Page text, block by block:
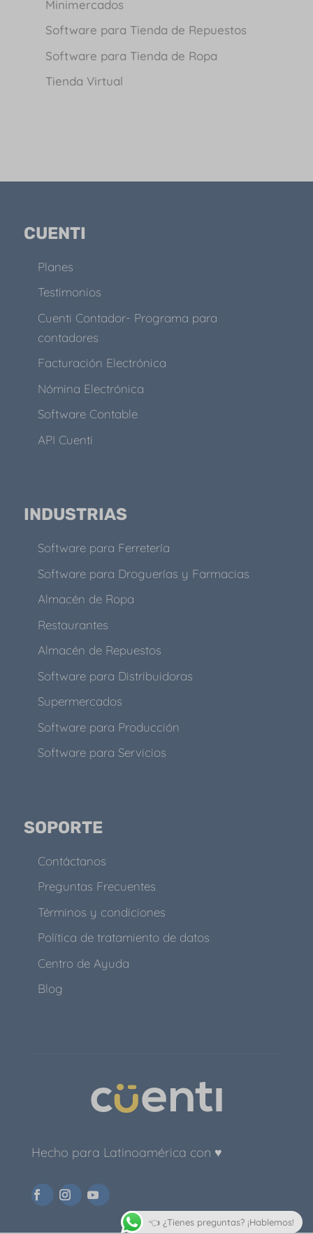
Minimercados
Software para Tienda de Repuestos
Software para Tienda de Ropa
Tienda Virtual
CUENTI
Planes
Testimonios
Cuenti Contador- Programa para
contadores
Facturación Electrónica
Nómina Electrónica
Software Contable
API Cuenti
INDUSTRIAS
Software para Ferretería
Software para Droguerías y Farmacias
Almacén de Ropa
Restaurantes
Almacén de Repuestos
Software para Distribuidoras
Supermercados
Software para Producción
Software para Servicios
SOPORTE
Contáctanos
Preguntas Frecuentes
Términos y condiciones
Política de tratamiento de datos
Centro de Ayuda
Blog
Hecho para Latinoamérica con ♥
👈 ¿Tienes preguntas? ¡Hablemos!